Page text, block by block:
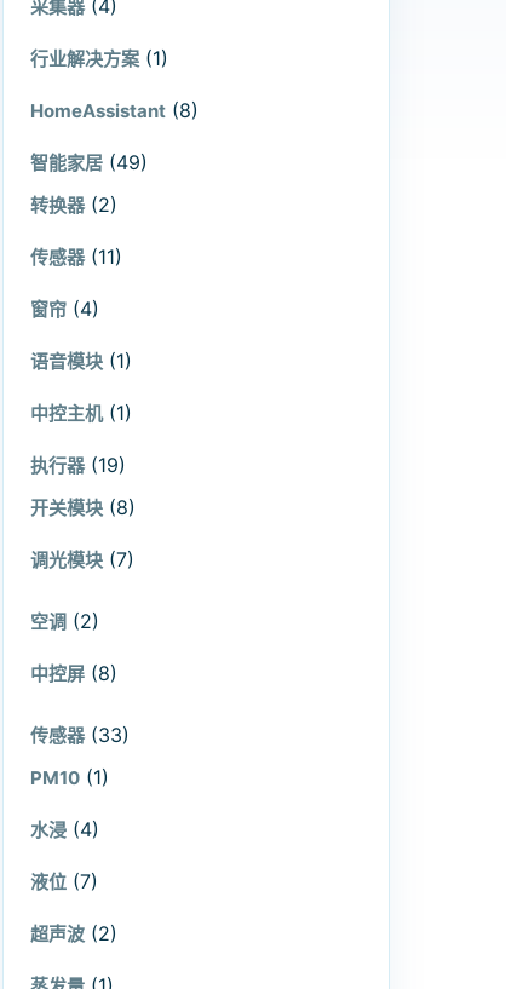
采集器 (4)
行业解决方案 (1)
HomeAssistant (8)
智能家居 (49)
转换器 (2)
传感器 (11)
窗帘 (4)
语音模块 (1)
中控主机 (1)
执行器 (19)
开关模块 (8)
调光模块 (7)
空调 (2)
中控屏 (8)
传感器 (33)
PM10 (1)
水浸 (4)
液位 (7)
超声波 (2)